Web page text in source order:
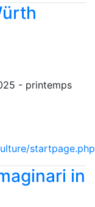
- printemps
startpage.php
in